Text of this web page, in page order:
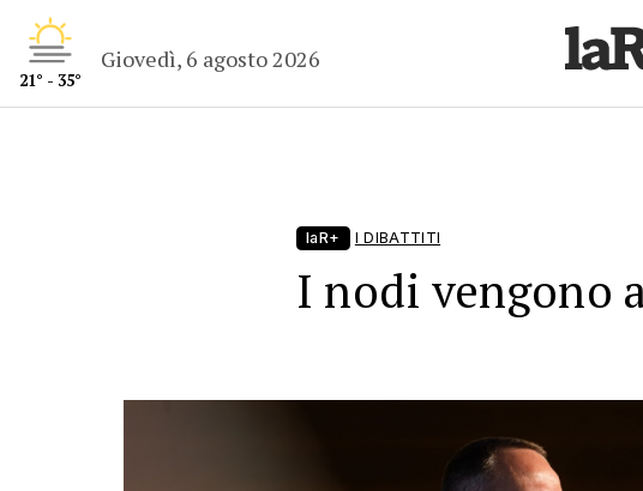
21° - 35°
Giovedì, 6 agosto 2026
laR+ I DIBATTITI
I nodi vengono